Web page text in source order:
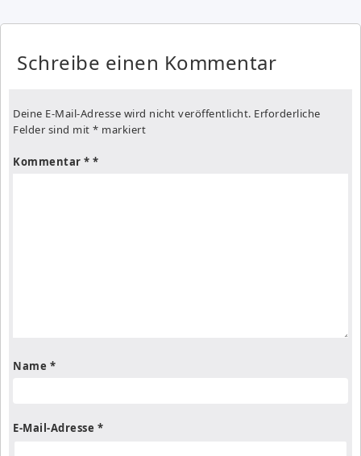
Schreibe einen Kommentar
Deine E-Mail-Adresse wird nicht veröffentlicht. Erforderliche
Felder sind mit * markiert
Kommentar *
Name *
E-Mail-Adresse *